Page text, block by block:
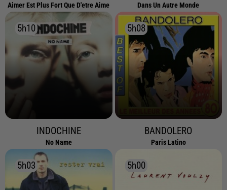
Aimer Est Plus Fort Que D'etre Aime Dans Un Autre Monde
5h10
5h10
INDOCHINE
No Name
5h08
5h08
BANDOLERO
Paris Latino
5h03
5h03 5h00
5h00